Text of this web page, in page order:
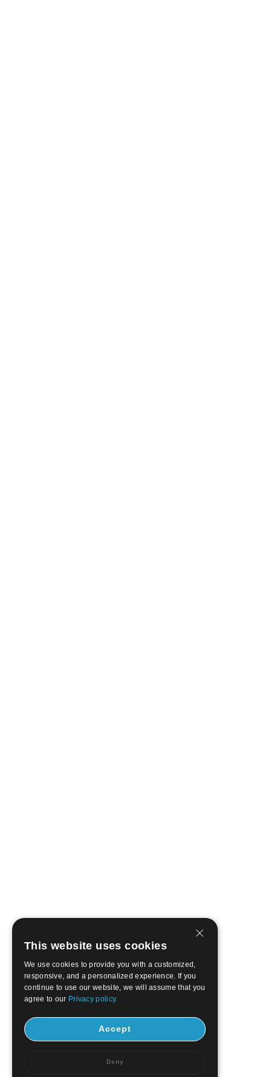
This website uses cookies
We use cookies to provide you with a customized,
responsive, and a personalized experience. If you
continue to use our website, we will assume that you
agree to our Privacy policy.
Accept
Deny